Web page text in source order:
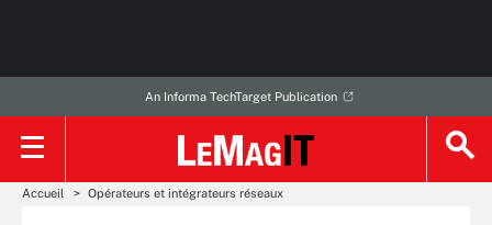
An Informa TechTarget Publication
Accueil Opérateurs et intégrateurs réseaux